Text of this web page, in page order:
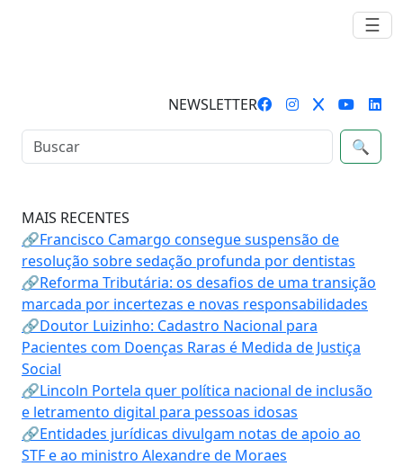
☰
NEWSLETTER
🔍
MAIS RECENTES
🔗Francisco Camargo consegue suspensão de
resolução sobre sedação profunda por dentistas
🔗Reforma Tributária: os desafios de uma transição
marcada por incertezas e novas responsabilidades
🔗Doutor Luizinho: Cadastro Nacional para
Pacientes com Doenças Raras é Medida de Justiça
Social
🔗Lincoln Portela quer política nacional de inclusão
e letramento digital para pessoas idosas
🔗Entidades jurídicas divulgam notas de apoio ao
STF e ao ministro Alexandre de Moraes